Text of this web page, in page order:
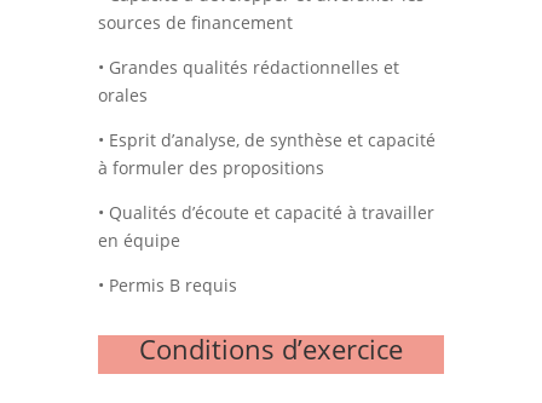
sources de financement
• Grandes qualités rédactionnelles et
orales
• Esprit d’analyse, de synthèse et capacité
à formuler des propositions
• Qualités d’écoute et capacité à travailler
en équipe
• Permis B requis
Conditions d’exercice